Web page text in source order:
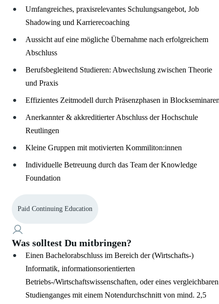
Umfangreiches, praxisrelevantes Schulungsangebot, Job
Shadowing und Karrierecoaching
Aussicht auf eine mögliche Übernahme nach erfolgreichem
Abschluss
Berufsbegleitend Studieren: Abwechslung zwischen Theorie
und Praxis
Effizientes Zeitmodell durch Präsenzphasen in
Anerkannter & akkreditierter Abschluss der Hochschule
Reutlingen
Kleine Gruppen mit motivierten Kommiliton:innen
Individuelle Betreuung durch das Team der Knowledge
Foundation
Paid Continuing Education
Was solltest Du mitbringen?
Einen Bachelorabschluss im Bereich der (Wirtschafts-)
Informatik, informationsorientierten
Betriebs-/Wirtschaftswissenschaften, oder eines vergleichbaren
Studienganges mit einem Notendurchschnitt von mind. 2,5